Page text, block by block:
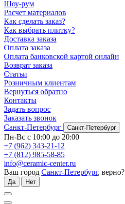
Шоу-рум
Расчет материалов
Как сделать заказ?
Как выбрать плитку?
Доставка заказа
Оплата заказа
Оплата банковской картой онлайн
Возврат заказа
Статьи
Розничным клиентам
Вернуться обратно
Контакты
Задать вопрос
Заказать звонок
Санкт-Петербург
Санкт-Петербург
Пн-Вс с 10:00 до 20:00
+7 (962) 343-21-12
+7 (812) 985-58-85
info@ceramic-center.ru
Ваш город Санкт-Петербург, верно?
Да Нет